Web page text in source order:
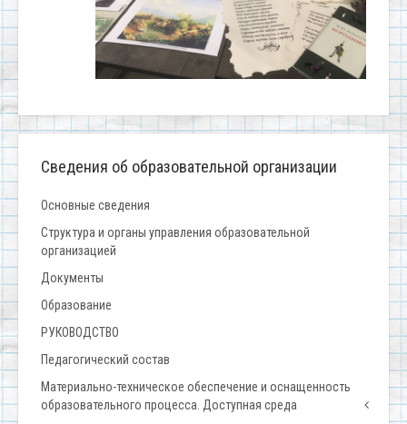
Сведения об образовательной организации
Основные сведения
Структура и органы управления образовательной
организацией
Документы
Образование
РУКОВОДСТВО
Педагогический состав
Материально-техническое обеспечение и оснащенность
образовательного процесса. Доступная среда